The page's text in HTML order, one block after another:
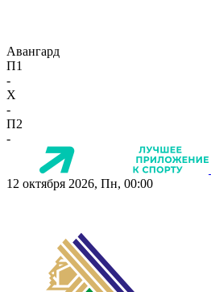
Авангард
П1
-
X
-
П2
-
12 октября 2026, Пн, 00:00